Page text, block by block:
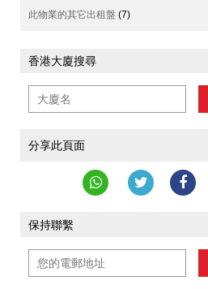
此物業的其它出租盤 (7)
香港大廈搜尋
分享此頁面
保持聯繫